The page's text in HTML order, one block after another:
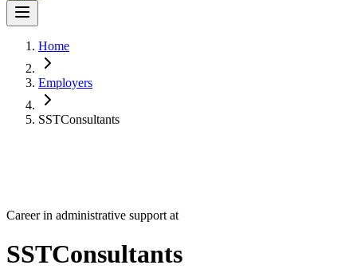
Home
Employers
SSTConsultants
Career in administrative support at
SSTConsultants